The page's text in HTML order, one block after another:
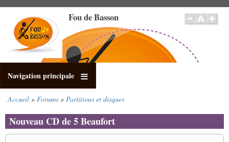
contenu
principal
Fou de Basson
Navigation principale
d'Ariane
Accueil Forums Partitions et disques
Nouveau CD de 5 Beaufort